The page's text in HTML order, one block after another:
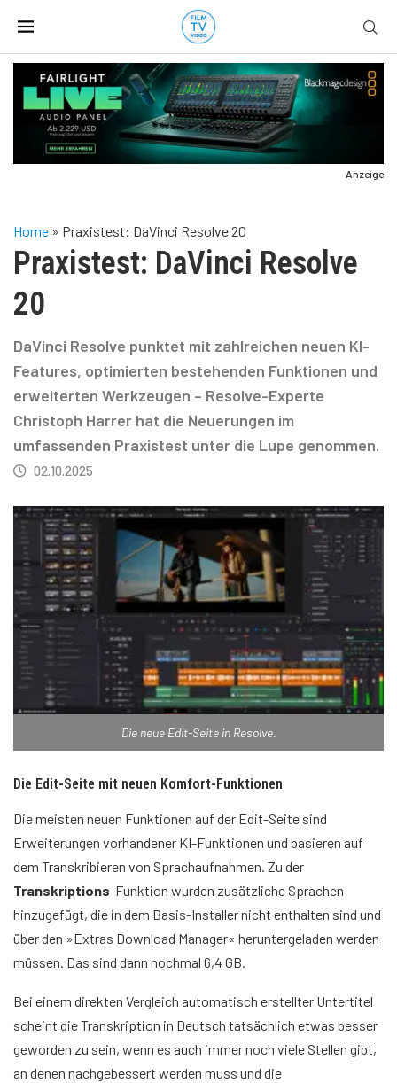
Anzeige
Home » Praxistest: DaVinci Resolve 20
Praxistest: DaVinci Resolve
20
DaVinci Resolve punktet mit zahlreichen neuen KI-
Features, optimierten bestehenden Funktionen und
erweiterten Werkzeugen – Resolve-Experte
Christoph Harrer hat die Neuerungen im
umfassenden Praxistest unter die Lupe genommen.
02.10.2025
Die neue Edit-Seite in Resolve.
Die Edit-Seite mit neuen Komfort-Funktionen
Die meisten neuen Funktionen auf der Edit-Seite sind
Erweiterungen vorhandener KI-Funktionen und basieren auf
dem Transkribieren von Sprachaufnahmen. Zu der
Transkriptions-Funktion wurden zusätzliche Sprachen
hinzugefügt, die in dem Basis-Installer nicht enthalten sind und
über den »Extras Download Manager« heruntergeladen werden
müssen. Das sind dann nochmal 6,4 GB.
Bei einem direkten Vergleich automatisch erstellter Untertitel
scheint die Transkription in Deutsch tatsächlich etwas besser
geworden zu sein, wenn es auch immer noch viele Stellen gibt,
an denen nachgebessert werden muss und die